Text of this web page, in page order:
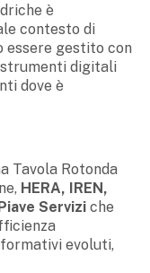
è
contesto di
essere gestito con
digitali
dove è
Tavola Rotonda
HERA, IREN,
Servizi che
evoluti,